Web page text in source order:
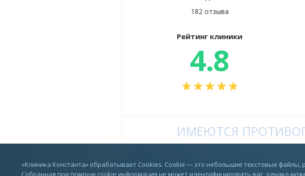
182 отзыва
Рейтинг клиники
4.8
ИМЕЮТСЯ
«Клиника Константа» обрабатывает Cookies. Cookie — это небольшие текстовые
Собранная при помощи cookie информация не может идентифицировать вас, однако